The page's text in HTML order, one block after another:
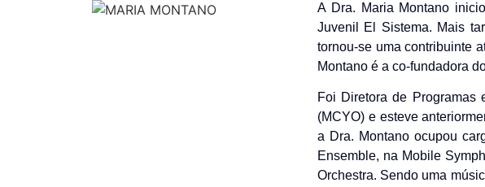
A Dra. Maria Montano
Juvenil El Sistema. Mais
tornou-se uma contribuinte
Montano é a co-fundadora
Foi Diretora de Programas
(MCYO) e esteve
a Dra. Montano ocupou
Ensemble, na Mobile
Orchestra. Sendo uma